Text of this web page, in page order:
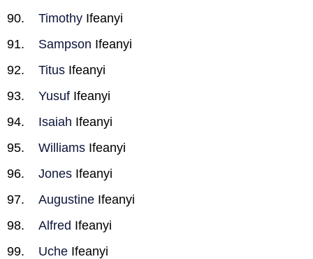
Timothy Ifeanyi
Sampson Ifeanyi
Titus Ifeanyi
Yusuf Ifeanyi
Isaiah Ifeanyi
Williams Ifeanyi
Jones Ifeanyi
Augustine Ifeanyi
Alfred Ifeanyi
Uche Ifeanyi